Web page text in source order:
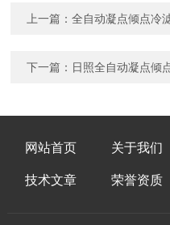
上一篇：全自动凝点倾点冷
下一篇： 日照全自动凝点倾
网站首页 关于我们
技术文章 荣誉资质